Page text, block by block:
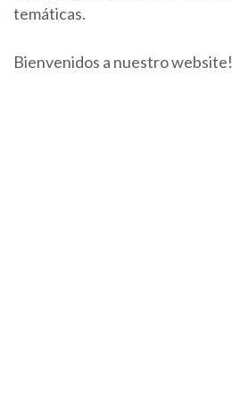
temáticas.
Bienvenidos a nuestro website!